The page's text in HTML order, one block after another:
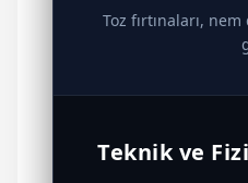
Toz fırtınaları,
Teknik ve